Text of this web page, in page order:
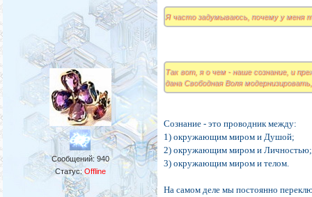
Сообщений: 940
Статус: Offline
Я часто задумываюсь, почему у меня
Так вот, я о чем - наше сознание, и
дана Свободная Воля
Сознание - это проводник между:
1) окружающим миром и Душой;
2) окружающим миром и Личностью;
3) окружающим миром и телом.
На самом деле мы постоянно